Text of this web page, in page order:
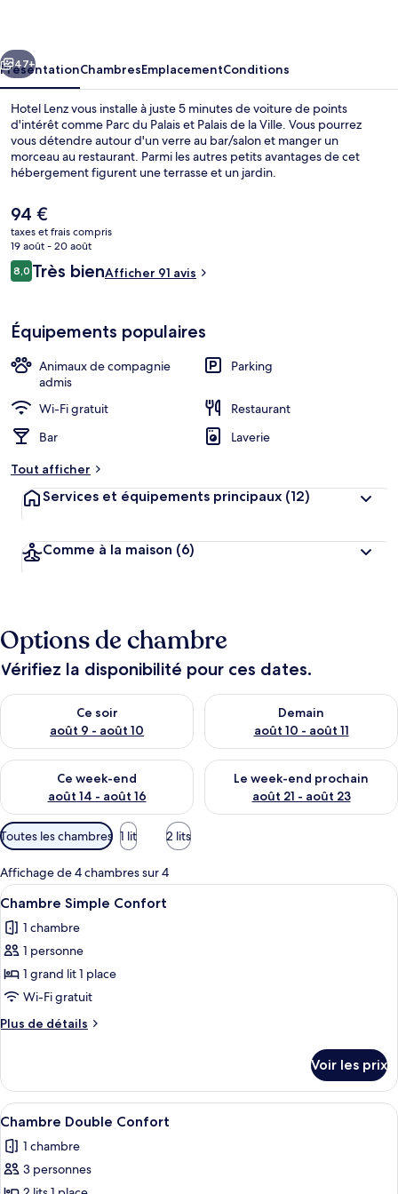
Suivant
47+
PrésentationChambresEmplacementConditions
Hotel Lenz vous installe à juste 5 minutes de voiture de points
d'intérêt comme Parc du Palais et Palais de la Ville. Vous pourrez
vous détendre autour d'un verre au bar/salon et manger un
morceau au restaurant. Parmi les autres petits avantages de cet
hébergement figurent une terrasse et un jardin.
Le
prix
actuel
est
de
94 €
taxes et frais compris
19 août - 20 août
Avis
voyageurs
8,08,0 sur 10
Très bienAfficher 91 avis
Équipements populaires
Animaux de compagnie
admis
Parking
Wi-Fi gratuit
Restaurant
Bar
Laverie
Tout afficher
Services et équipements principaux (12)
Comme à la maison (6)
Options de chambre
Vérifiez la disponibilité pour ces dates.
Ce soir
août 9 - août 10
Vérifier la disponibilité pour ce soir août 9 - août 10
Demain
août 10 - août 11
Vérifier la disponibilité pour
Ce week-end
août 14 - août 16
Vérifier la disponibilité pour ce week-end août 14 - août 16
Le week-end prochain
août 21 - août 23
Vérifier la disponibilité pour
Filtres
disponibles
pour
les
chambres
Toutes les chambres 1 lit 2 lits
Affichage de 4 chambres sur 4
Afficher
toutes
les
photos
pour
ce
type
de
Chambre
Simple
Confort
Une chambre d’hôtel équipée d’un
4
Chambre Simple Confort
1 chambre
1 personne
1 grand lit 1 place
Wi-Fi gratuit
Plus de détails
Plus
le
type
de
Chambre
Simple
Voir les prix
Afficher
toutes
les
photos
Une chambre d’hôtel avec deux lits,
11
Chambre Double Confort
1 chambre
3 personnes